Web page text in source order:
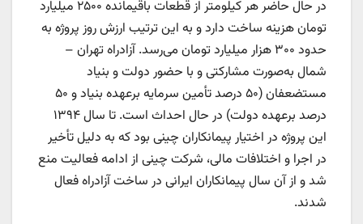
در حال حاضر هر کیلومتر از قطعات باقیمانده ۲۵۰۰ میلیارد
تومان هزینه ساخت دارد و به این ترتیب ارزش روز پروژه به
حدود ۳۰۰ هزار میلیارد تومان می‌رسد. آزادراه تهران –
شمال به‌صورت مشارکتی و با حضور دولت و بنیاد
مستضعفان (۵۰ درصد تأمین سرمایه بر‌عهده بنیاد و ۵۰
درصد بر‌عهده دولت) در حال احداث است. تا سال ۱۳۹۴
این پروژه در اختیار پیمانکاران چینی بود که به دلیل تأخیر
در اجرا و اختلافات مالی، شرکت چینی از ادامه فعالیت منع
شد و از آن سال پیمانکاران ایرانی در ساخت آزادراه فعال
شدند.‌